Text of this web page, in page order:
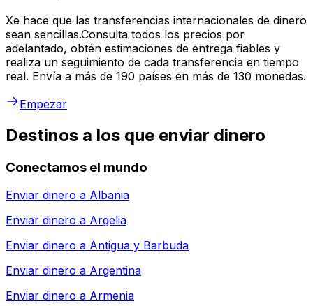
Xe hace que las transferencias internacionales de dinero
sean sencillas.Consulta todos los precios por
adelantado, obtén estimaciones de entrega fiables y
realiza un seguimiento de cada transferencia en tiempo
real. Envía a más de 190 países en más de 130 monedas.
Empezar
Destinos a los que enviar dinero
Conectamos el mundo
Enviar dinero a Albania
Enviar dinero a Argelia
Enviar dinero a Antigua y Barbuda
Enviar dinero a Argentina
Enviar dinero a Armenia